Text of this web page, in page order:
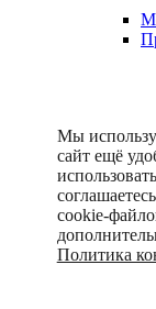
Мы
сайт ещё
cookie-
Политика